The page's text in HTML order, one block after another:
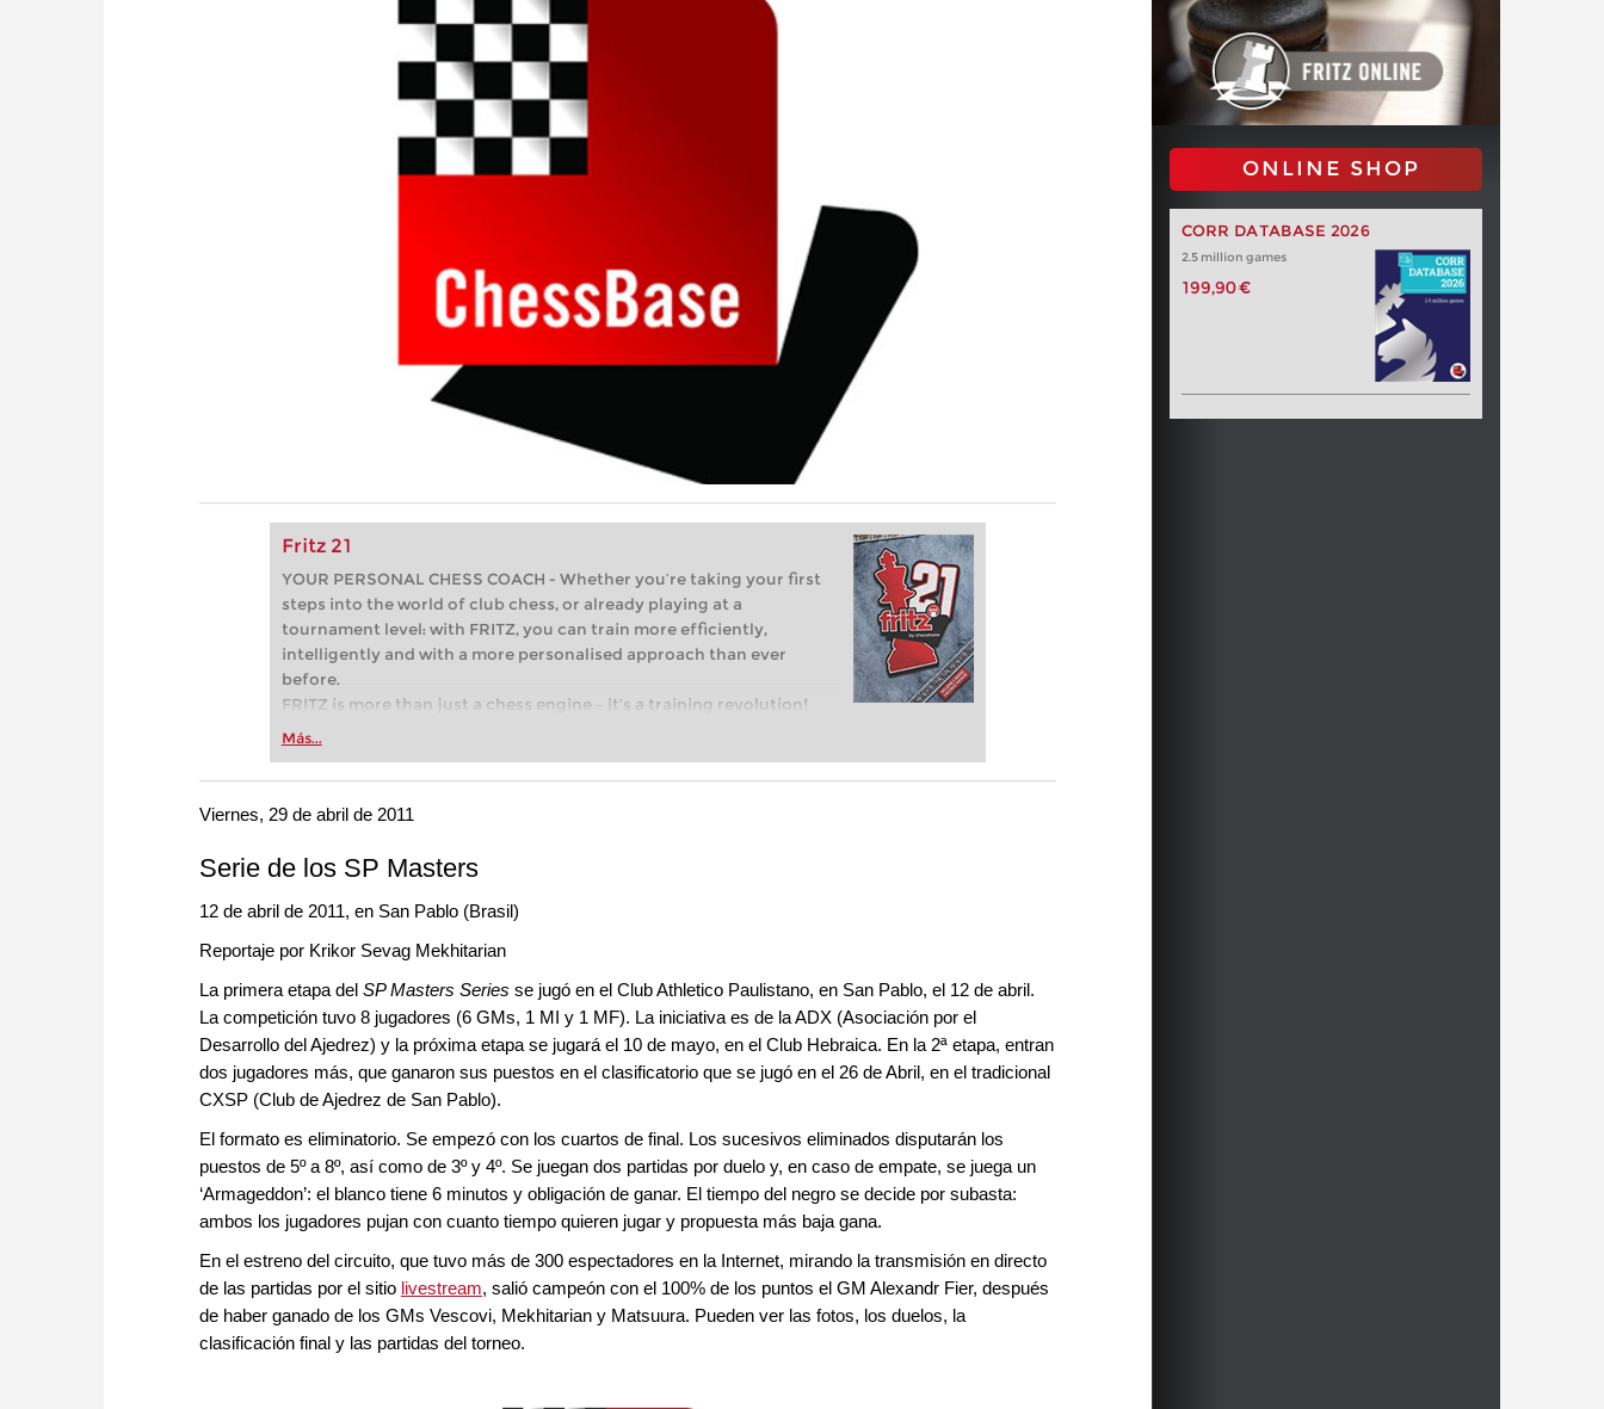
Fritz 21
YOUR PERSONAL CHESS COACH - Whether you’re taking your first
steps into the world of club chess, or already playing at a
tournament level: with FRITZ, you can train more efficiently,
intelligently and with a more personalised approach than ever
before.
FRITZ is more than just a chess engine – it’s a training revolution!
Whether you’re taking your first steps into the world of club chess,
more efficiently, intelligently and with a more personalised
approach than ever before.
Más...
ONLINE SHOP
CORR DATABASE 2026
2.5 million games
199,90 €
Viernes, 29 de abril de 2011
Serie de los SP Masters
12 de abril de 2011, en San Pablo (Brasil)
Reportaje por Krikor Sevag Mekhitarian
La primera etapa del SP Masters Series se jugó en el Club Athletico Paulistano, en San Pablo, el 12 de abril.
La competición tuvo 8 jugadores (6 GMs, 1 MI y 1 MF). La iniciativa es de la ADX (Asociación por el
Desarrollo del Ajedrez) y la próxima etapa se jugará el 10 de mayo, en el Club Hebraica. En la 2ª etapa, entran
dos jugadores más, que ganaron sus puestos en el clasificatorio que se jugó en el 26 de Abril, en el tradicional
CXSP (Club de Ajedrez de San Pablo).
El formato es eliminatorio. Se empezó con los cuartos de final. Los sucesivos eliminados disputarán los
puestos de 5º a 8º, así como de 3º y 4º. Se juegan dos partidas por duelo y, en caso de empate, se juega un
‘Armageddon’: el blanco tiene 6 minutos y obligación de ganar. El tiempo del negro se decide por subasta:
ambos los jugadores pujan con cuanto tiempo quieren jugar y propuesta más baja gana.
En el estreno del circuito, que tuvo más de 300 espectadores en la Internet, mirando la transmisión en directo
de las partidas por el sitio livestream, salió campeón con el 100% de los puntos el GM Alexandr Fier, después
de haber ganado de los GMs Vescovi, Mekhitarian y Matsuura. Pueden ver las fotos, los duelos, la
clasificación final y las partidas del torneo.